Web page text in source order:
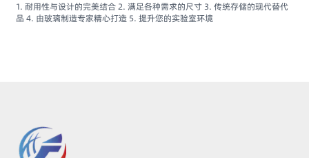
1. 耐用性与设计的完美结合 2. 满足各种需求的尺寸 3. 传统存储的现代替代
品 4. 由玻璃制造专家精心打造 5. 提升您的实验室环境